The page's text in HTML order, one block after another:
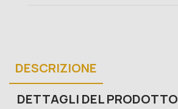
DESCRIZIONE
DETTAGLI DEL PRODOTTO